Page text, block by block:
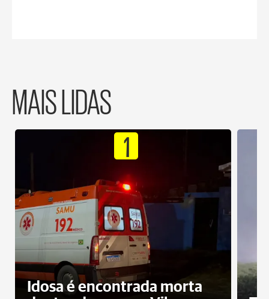
MAIS LIDAS
1
Idosa é encontrada morta